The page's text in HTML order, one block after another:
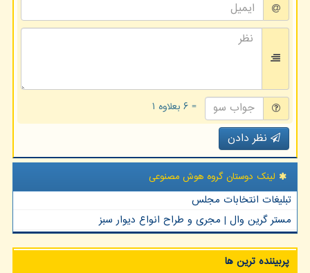
= ۶ بعلاوه ۱
نظر دادن
لینک دوستان گروه هوش مصنوعی
تبلیغات انتخابات مجلس
مستر گرین وال | مجری و طراح انواع دیوار سبز
پربیننده ترین ها